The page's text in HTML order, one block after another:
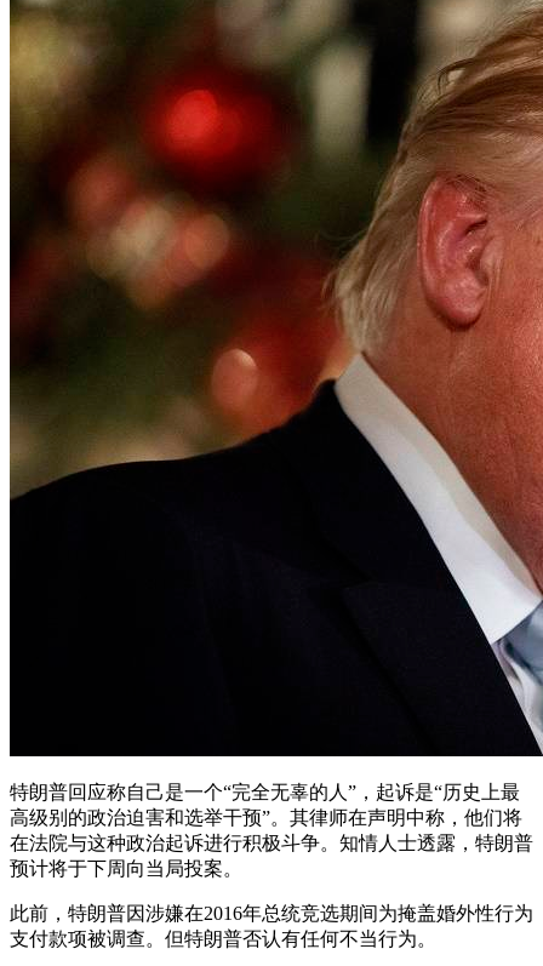
特朗普回应称自己是一个“完全无辜的人”，起诉是“历史上最
高级别的政治迫害和选举干预”。其律师在声明中称，他们将
在法院与这种政治起诉进行积极斗争。知情人士透露，特朗普
预计将于下周向当局投案。
此前，特朗普因涉嫌在2016年总统竞选期间为掩盖婚外性行为
支付款项被调查。但特朗普否认有任何不当行为。